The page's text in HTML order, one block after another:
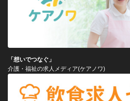
「想いでつなぐ」
介護・福祉の求人メディア(ケアノワ)